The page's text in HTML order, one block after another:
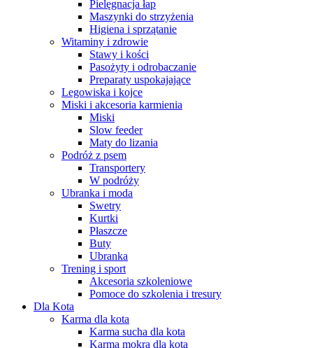
Pielęgnacja łap
Maszynki do strzyżenia
Higiena i sprzątanie
Witaminy i zdrowie
Stawy i kości
Pasożyty i odrobaczanie
Preparaty uspokajające
Legowiska i kojce
Miski i akcesoria karmienia
Miski
Slow feeder
Maty do lizania
Podróż z psem
Transportery
W podróży
Ubranka i moda
Swetry
Kurtki
Płaszcze
Buty
Ubranka
Trening i sport
Akcesoria szkoleniowe
Pomoce do szkolenia i tresury
Dla Kota
Karma dla kota
Karma sucha dla kota
Karma mokra dla kota